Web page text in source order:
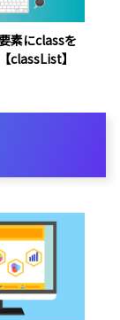
素にclassを
classList】